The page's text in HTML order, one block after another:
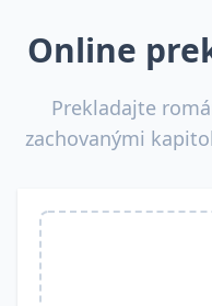
Online
Prekladajte
zachovanými